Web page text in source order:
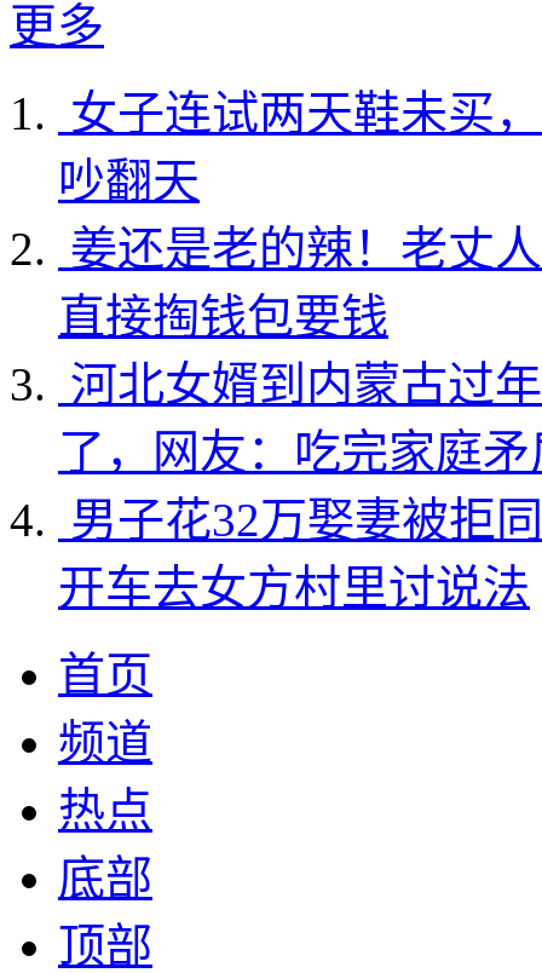
更多
女子连试两天鞋未买
吵翻天
姜还是老的辣！老丈
直接掏钱包要钱
河北女婿到内蒙古过
了，网友：吃完家庭
男子花32万娶妻被拒
开车去女方村里讨说法
首页
频道
热点
底部
顶部